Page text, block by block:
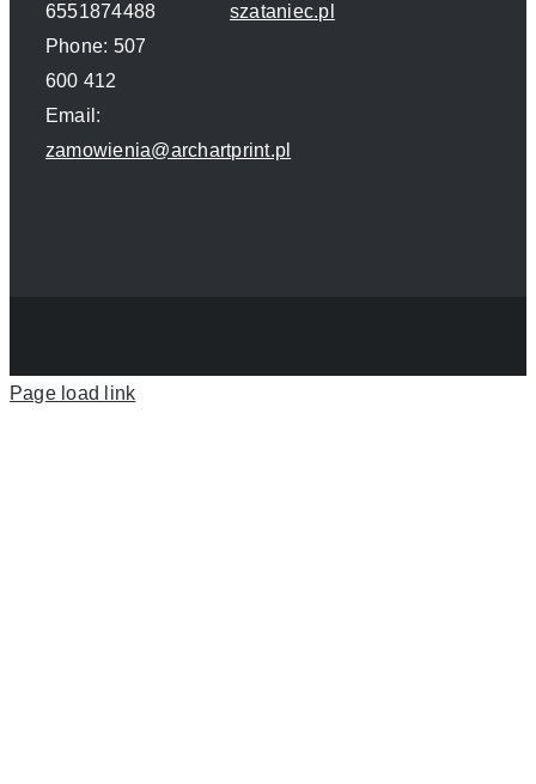
6551874488
Phone: 507
600 412
Email:
zamowienia@archartprint.pl
szataniec.pl
Page load link